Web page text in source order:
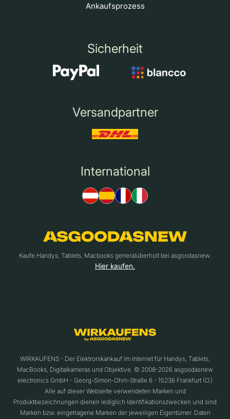
Ankaufsprozess
Sicherheit
Versandpartner
International
Kaufe Handys, Tablets, Macbooks generalüberholt bei asgoodasnew.
Hier kaufen.
WIRKAUFENS - Der Elektronikankauf im Internet für Handys, Tablets,
MacBooks, Digitalkameras und Objektive. © 2008-2026 asgoodasnew
electronics GmbH - Georg-Simon-Ohm-Straße 6 - 15236 Frankfurt (O.)
Alle auf dieser Webseite verwendeten Marken und
Produktbezeichnungen dienen lediglich Identifikationszwecken und sind
Marken bzw. eingetragene Marken der jeweiligen Eigentümer. Daten